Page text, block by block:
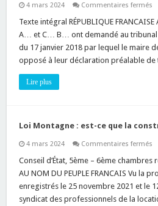
4 mars 2024 Commentaires ferméssur
:
?
Texte intégral RÉPUBLIQUE
A… et C… B… ont demandé au tribunal
du 17 janvier 2018 par lequel le maire
opposé à leur déclaration préalable
Lire plus
Loi Montagne : est-ce que la
4 mars 2024 Commentaires ferméssur
ce
la
Conseil d’État, 5ème – 6ème chambres
AU NOM DU PEUPLE FRANCAIS Vu la
enregistrés le 25 novembre 2021 et le
syndicat des professionnels de la